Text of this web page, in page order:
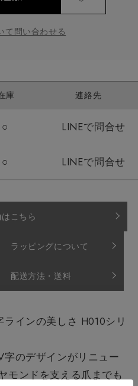
て問い合わせる
庫 連絡先
○ LINEで問合せ
○ LINEで問合せ
こちら
ラッピングについて
配送方法・送料
ラインの美しさ H010シリ
のデザインがリニュー
モンドを支える爪までも